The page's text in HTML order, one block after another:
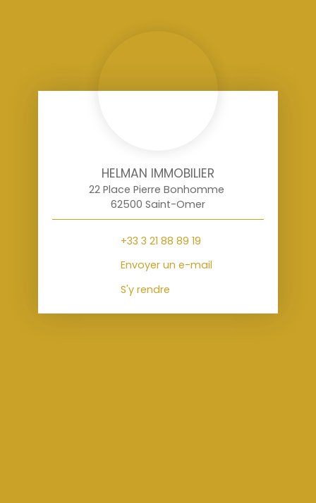
HELMAN IMMOBILIER
22 Place Pierre Bonhomme
62500 Saint-Omer
+33 3 21 88 89 19
Envoyer un e-mail
S'y rendre